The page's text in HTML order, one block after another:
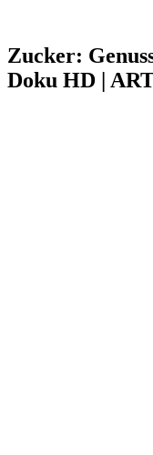
Zucker:
Doku HD |